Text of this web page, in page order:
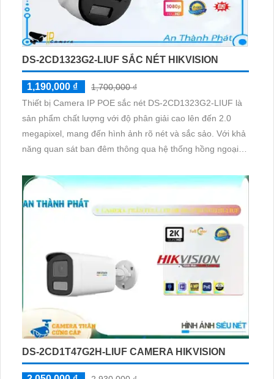
DS-2CD1323G2-LIUF SẮC NÉT HIKVISION
1,190,000 ₫
1,700,000 ₫
Thiết bị Camera IP POE sắc nét DS-2CD1323G2-LIUF là
sản phẩm chất lượng với độ phân giải cao lên đến 2.0
megapixel, mang đến hình ảnh rõ nét và sắc sảo. Với khả
năng quan sát ban đêm thông qua hệ thống hồng ngoại
hoặc nhà phố
DS-2CD1T47G2H-LIUF CAMERA HIKVISION